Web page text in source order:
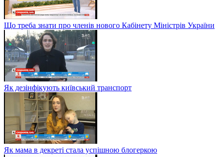
Що треба знати про членів нового Кабінету Міністрів України
Як дезінфікують київський транспорт
Як мама в декреті стала успішною блогеркою